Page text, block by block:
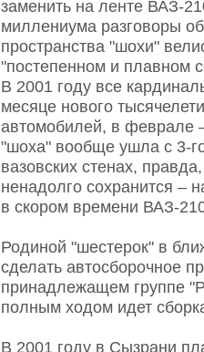
заменить на ленте ВАЗ-
миллениума разговоры
пространства "шохи"
"постепенном и плавном
В 2001 году все
месяце нового
автомобилей, в феврале
"шоха" вообще ушла с 3-
вазовских стенах,
ненадолго сохранится –
в скором времени ВАЗ-
Родиной "шестерок" в
сделать автосборочное
принадлежащем группе
полным ходом идет
В 2001 году в Сызрани